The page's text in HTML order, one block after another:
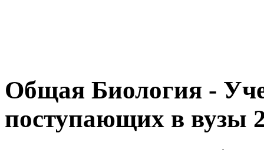
Общая Биология -
поступающих в вузы